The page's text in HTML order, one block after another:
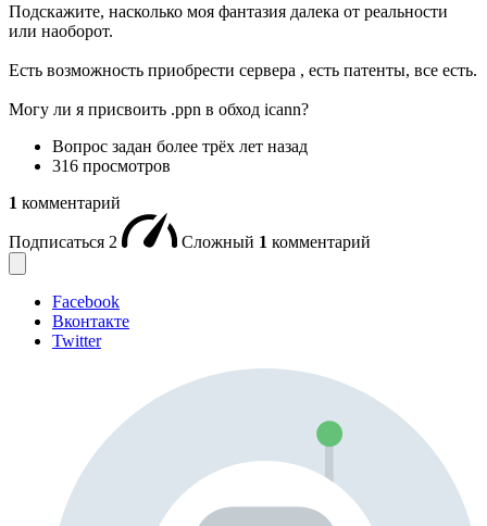
Подскажите, насколько моя фантазия далека от реальности
или наоборот.
Есть возможность приобрести сервера , есть патенты, все есть.
Могу ли я присвоить .ppn в обход icann?
Вопрос задан более трёх лет назад
316 просмотров
1 комментарий
Подписаться 2 Сложный 1 комментарий
Facebook
Вконтакте
Twitter